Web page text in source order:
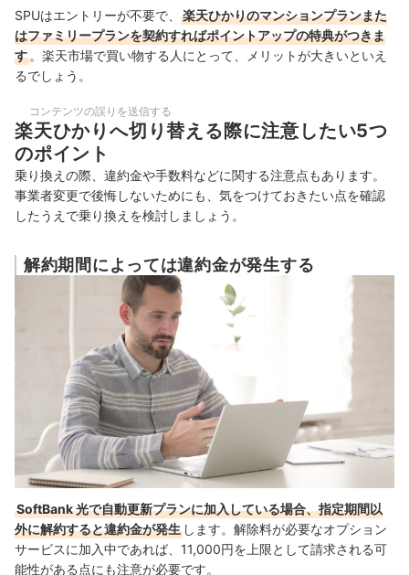
SPUはエントリーが不要で、
楽天ひかりのマンションプランまた
はファミリープランを契約すればポイントアップの特典がつきま
す 。楽天市場で買い物する人にとって、メリットが大きいといえ
るでしょう。
コンテンツの誤りを送信する
楽天ひかりへ切り替える際に注意したい5つ
のポイント
乗り換えの際、違約金や手数料などに関する注意点もあります。
事業者変更で後悔しないためにも、気をつけておきたい点を確認
したうえで乗り換えを検討しましょう。
解約期間によっては違約金が発生する
SoftBank 光で自動更新プランに加入している場合、指定期間以
外に解約すると違約金が発生 します。 解除料が必要なオプション
サービスに加入中であれば、11,000円を上限として請求される可
能性がある点にも注意が必要です。